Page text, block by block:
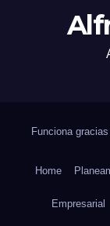
Funciona
Home
Empresarial